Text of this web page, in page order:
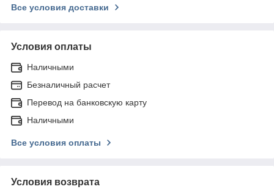
Все условия доставки
Условия оплаты
Наличными
Безналичный расчет
Перевод на банковскую карту
Наличными
Все условия оплаты
Условия возврата